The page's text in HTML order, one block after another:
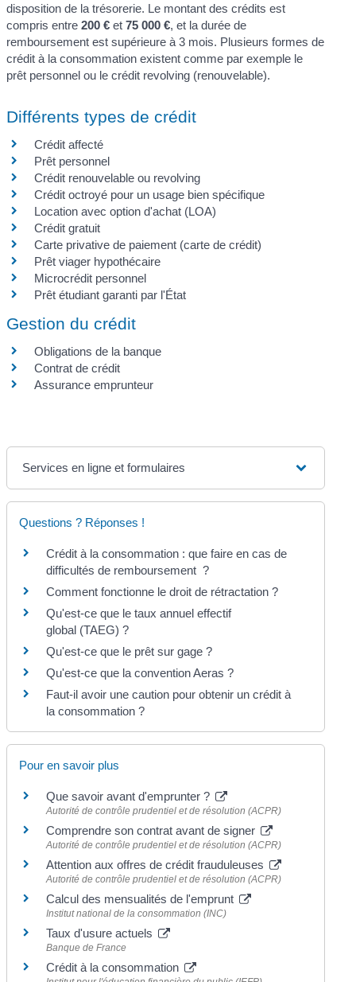
disposition de la trésorerie. Le montant des crédits est
compris entre200 € et75 000 €, et la durée de
remboursement est supérieure à 3 mois. Plusieurs formes de
crédit à la consommation existent comme par exemple le
prêt personnel ou le crédit revolving (renouvelable).
Différents types de crédit
Crédit affecté
Prêt personnel
Crédit renouvelable ou revolving
Crédit octroyé pour un usage bien spécifique
Location avec option d'achat (LOA)
Crédit gratuit
Carte privative de paiement (carte de crédit)
Prêt viager hypothécaire
Microcrédit personnel
Prêt étudiant garanti par l'État
Gestion du crédit
Obligations de la banque
Contrat de crédit
Assurance emprunteur
Services en ligne et formulaires
Questions ? Réponses !
Crédit à la consommation : que faire en cas de
difficultés de remboursement ?
Comment fonctionne le droit de rétractation ?
Qu'est-ce que le taux annuel effectif
global (TAEG) ?
Qu'est-ce que le prêt sur gage ?
Qu'est-ce que la convention Aeras ?
Faut-il avoir une caution pour obtenir un crédit à
la consommation ?
Pour en savoir plus
Que savoir avant d'emprunter ?
Autorité de contrôle prudentiel et de résolution (ACPR)
Comprendre son contrat avant de signer
Autorité de contrôle prudentiel et de résolution (ACPR)
Attention aux offres de crédit frauduleuses
Autorité de contrôle prudentiel et de résolution (ACPR)
Calcul des mensualités de l'emprunt
Institut national de la consommation (INC)
Taux d'usure actuels
Banque de France
Crédit à la consommation